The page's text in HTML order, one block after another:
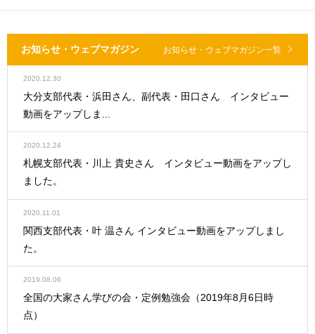
お知らせ・ウェブマガジン お知らせ・ウェブマガジン一覧
2020.12.30
大分支部代表・浜田さん、副代表・田口さん インタビュー
動画をアップしま...
2020.12.24
札幌支部代表・川上 貴史さん インタビュー動画をアップし
ました。
2020.11.01
関西支部代表・叶 温さん インタビュー動画をアップしまし
た。
2019.08.06
全国の大家さん学びの会・定例勉強会（2019年8月6日時
点）